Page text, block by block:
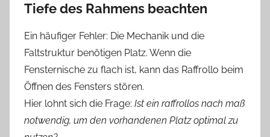
Tiefe des Rahmens beachten
Ein häufiger Fehler: Die Mechanik und die
Faltstruktur benötigen Platz. Wenn die
Fensternische zu flach ist, kann das Raffrollo beim
Öffnen des Fensters stören.
Hier lohnt sich die Frage: Ist ein raffrollos nach maß
notwendig, um den vorhandenen Platz optimal zu